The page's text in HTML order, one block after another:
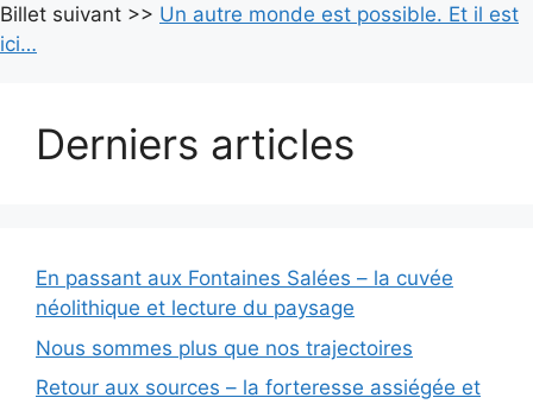
n
a
v
Billet suivant >> Un autre monde est possible. Et il est
ici…
Derniers articles
En passant aux Fontaines Salées – la cuvée
néolithique et lecture du paysage
Nous sommes plus que nos trajectoires
Retour aux sources – la forteresse assiégée et